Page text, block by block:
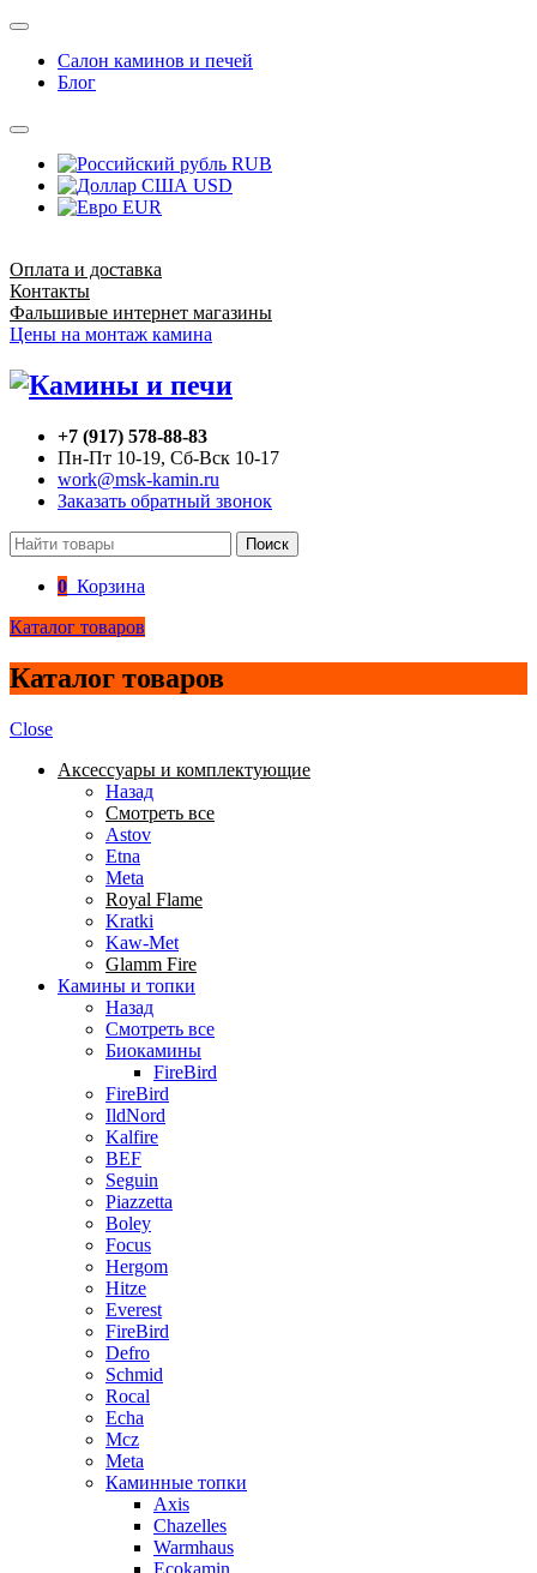
Салон каминов и печей
Блог
RUB
USD
EUR
Оплата и доставка
Контакты
Фальшивые интернет магазины
Цены на монтаж камина
+7 (917) 578-88-83
Пн-Пт 10-19, Сб-Вск 10-17
work@msk-kamin.ru
Заказать обратный звонок
Поиск
0 Корзина
Каталог товаров
Каталог товаров
Close
Аксессуары и комплектующие
Назад
Смотреть все
Astov
Etna
Meta
Royal Flame
Kratki
Kaw-Met
Glamm Fire
Камины и топки
Назад
Смотреть все
Биокамины
FireBird
FireBird
IldNord
Kalfire
BEF
Seguin
Piazzetta
Boley
Focus
Hergom
Hitze
Everest
FireBird
Defro
Schmid
Rocal
Echa
Mcz
Meta
Каминные топки
Axis
Chazelles
Warmhaus
Ecokamin